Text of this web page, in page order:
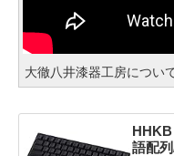
大徹八井漆器工房につい
語配